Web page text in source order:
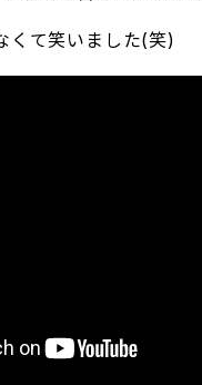
くて笑いました(笑)